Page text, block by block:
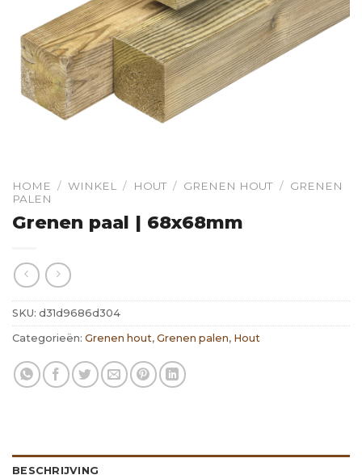
HOME / WINKEL / HOUT / GRENEN HOUT / GRENEN
PALEN
Grenen paal | 68x68mm
SKU: d31d9686d304
Categorieën: Grenen hout, Grenen palen, Hout
BESCHRIJVING